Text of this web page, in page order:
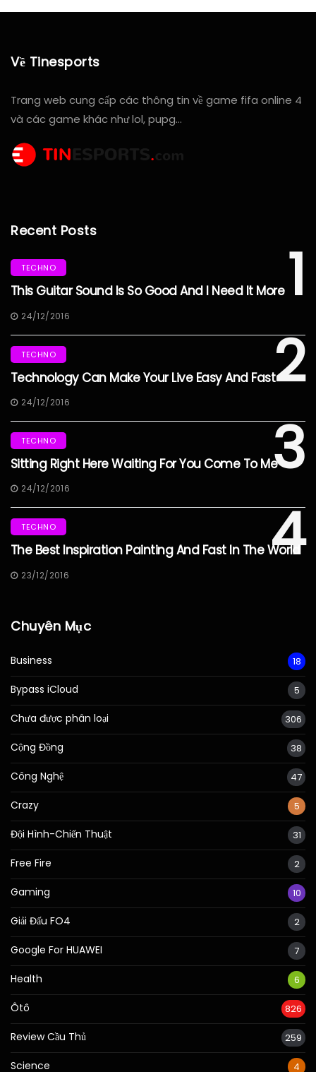
Về Tinesports
Trang web cung cấp các thông tin về game fifa online 4
và các game khác như lol, pupg…
Recent Posts
1
TECHNO
This Guitar Sound Is So Good And I Need It More
24/12/2016
2
TECHNO
Technology Can Make Your Live Easy And Fast
24/12/2016
3
TECHNO
Sitting Right Here Waiting For You Come To Me
24/12/2016
4
TECHNO
The Best Inspiration Painting And Fast In The World
23/12/2016
Chuyên Mục
Business 18
Bypass iCloud 5
Chưa được phân loại 306
Cộng Đồng 38
Công Nghệ 47
Crazy 5
Đội Hình-Chiến Thuật 31
Free Fire 2
Gaming 10
Giải Đấu FO4 2
Google For HUAWEI 7
Health 6
Ôtô 826
Review Cầu Thủ 259
Science 4